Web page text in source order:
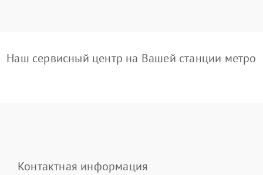
Наш сервисный центр на Вашей станции метро
Контактная информация